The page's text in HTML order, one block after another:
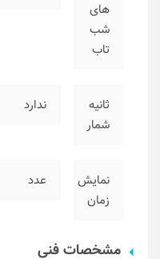
های
شب
تاب
ثانیه
شمار
ندارد
نمایش
زمان
عدد
مشخصات فنی